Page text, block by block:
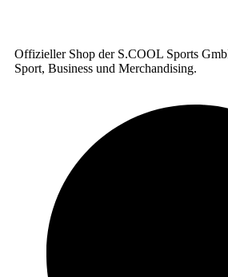
Offizieller Shop der S.COOL Sports
Sport, Business und Merchandising.